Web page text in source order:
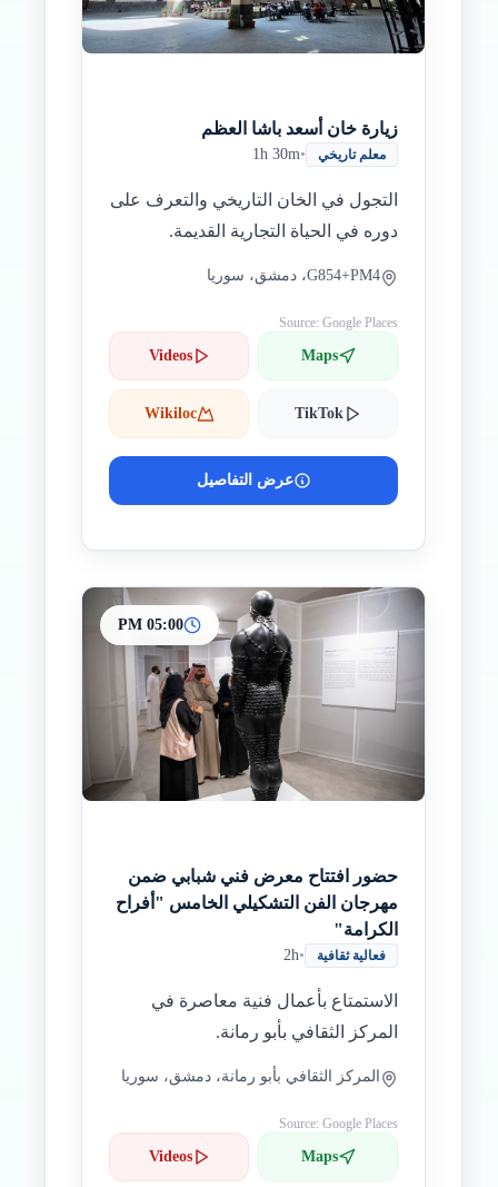
زيارة خان أسعد باشا العظم
معلم تاريخي •
1h 30m
التجول في الخان التاريخي والتعرف على
دوره في الحياة التجارية القديمة.
G854+PM4، دمشق، سوريا
Source: Google Places
Maps
Videos
TikTok
Wikiloc
عرض التفاصيل
05:00 PM
حضور افتتاح معرض فني شبابي ضمن
مهرجان الفن التشكيلي الخامس "أفراح
الكرامة"
فعالية ثقافية •
2h
الاستمتاع بأعمال فنية معاصرة في
المركز الثقافي بأبو رمانة.
المركز الثقافي بأبو رمانة، دمشق، سوريا
Source: Google Places
Maps
Videos